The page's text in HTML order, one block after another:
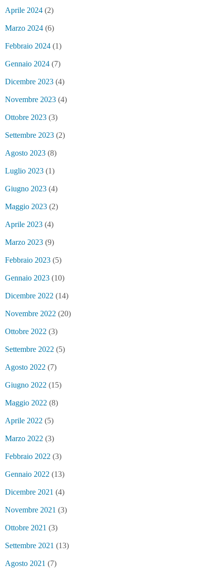
Aprile 2024 (2)
Marzo 2024 (6)
Febbraio 2024 (1)
Gennaio 2024 (7)
Dicembre 2023 (4)
Novembre 2023 (4)
Ottobre 2023 (3)
Settembre 2023 (2)
Agosto 2023 (8)
Luglio 2023 (1)
Giugno 2023 (4)
Maggio 2023 (2)
Aprile 2023 (4)
Marzo 2023 (9)
Febbraio 2023 (5)
Gennaio 2023 (10)
Dicembre 2022 (14)
Novembre 2022 (20)
Ottobre 2022 (3)
Settembre 2022 (5)
Agosto 2022 (7)
Giugno 2022 (15)
Maggio 2022 (8)
Aprile 2022 (5)
Marzo 2022 (3)
Febbraio 2022 (3)
Gennaio 2022 (13)
Dicembre 2021 (4)
Novembre 2021 (3)
Ottobre 2021 (3)
Settembre 2021 (13)
Agosto 2021 (7)